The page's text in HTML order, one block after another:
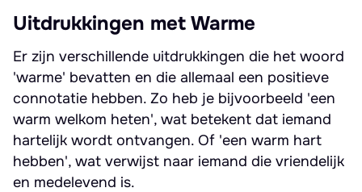
Uitdrukkingen met Warme
Er zijn verschillende uitdrukkingen die het woord
'warme' bevatten en die allemaal een positieve
connotatie hebben. Zo heb je bijvoorbeeld 'een
warm welkom heten', wat betekent dat iemand
hartelijk wordt ontvangen. Of 'een warm hart
hebben', wat verwijst naar iemand die vriendelijk
en medelevend is.